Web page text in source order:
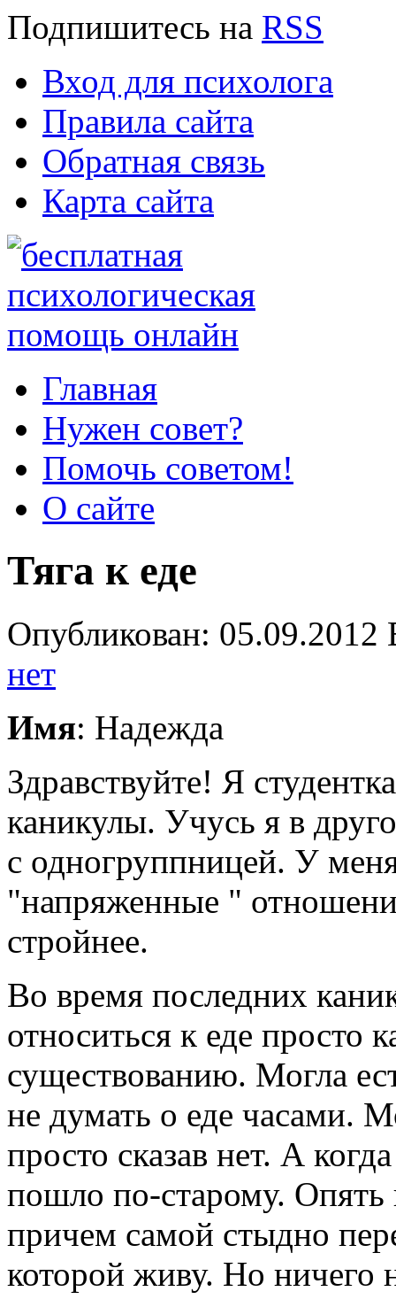
Подпишитесь на RSS
Вход для психолога
Правила сайта
Обратная связь
Карта сайта
Главная
Нужен совет?
Помочь советом!
О сайте
Тяга к еде
Опубликован:
нет
Имя: Надежда
Здравствуйте! Я
каникулы. Учусь я в
с одногруппницей. У
"напряженные "
стройнее.
Во время последних
относиться к еде просто
существованию. Могла
не думать о еде часами.
просто сказав нет. А
пошло по-старому. Опять
причем самой стыдно
которой живу. Но ничего